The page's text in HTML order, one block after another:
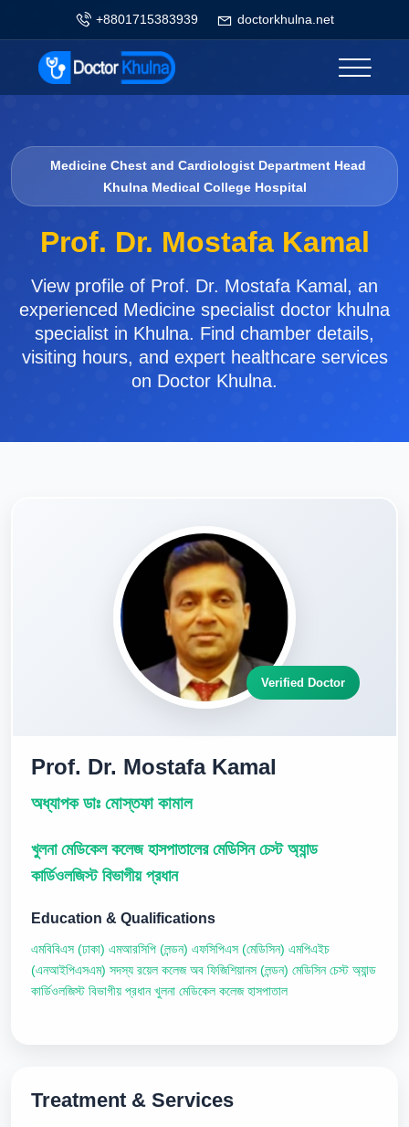
+8801715383939 doctorkhulna.net
Medicine Chest and Cardiologist Department Head
Khulna Medical College Hospital
Prof. Dr. Mostafa Kamal
View profile of Prof. Dr. Mostafa Kamal, an
experienced Medicine specialist doctor khulna
specialist in Khulna. Find chamber details,
visiting hours, and expert healthcare services
on Doctor Khulna.
Verified Doctor
Prof. Dr. Mostafa Kamal
অধ্যাপক ডাঃ মোস্তফা কামাল
খুলনা মেডিকেল কলেজ হাসপাতালের মেডিসিন চেস্ট অ্যান্ড
কার্ডিওলজিস্ট বিভাগীয় প্রধান
Education & Qualifications
এমবিবিএস (ঢাকা) এমআরসিপি (লন্ডন) এফসিপিএস (মেডিসিন) এমপিএইচ
(এনআইপিএসএম) সদস্য রয়েল কলেজ অব ফিজিশিয়ানস (লন্ডন) মেডিসিন চেস্ট অ্যান্ড
কার্ডিওলজিস্ট বিভাগীয় প্রধান খুলনা মেডিকেল কলেজ হাসপাতাল
Treatment & Services